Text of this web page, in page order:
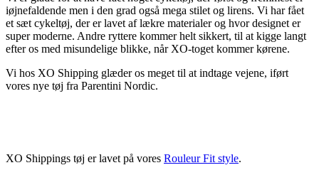
iøjnefaldende men i den grad også mega stilet og lirens. Vi har fået
et sæt cykeltøj, der er lavet af lækre materialer og hvor designet er
super moderne. Andre ryttere kommer helt sikkert, til at kigge langt
efter os med misundelige blikke, når XO-toget kommer kørene.
Vi hos XO Shipping glæder os meget til at indtage vejene, iført
vores nye tøj fra Parentini Nordic.
XO Shippings tøj er lavet på vores Rouleur Fit style.